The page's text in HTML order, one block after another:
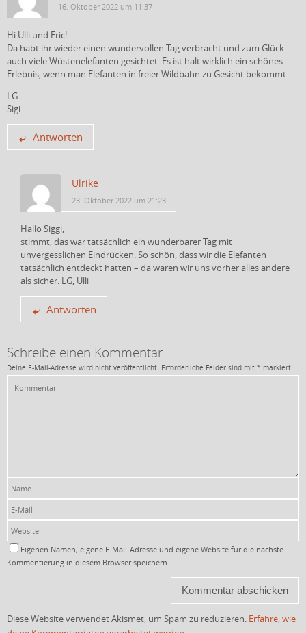
16. Oktober 2022 um 11:37
Hi Ulli und Eric!
Da habt ihr wieder einen wundervollen Tag verbracht und zum Glück
auch viele Wüstenelefanten gesichtet. Es ist halt wirklich ein schönes
Erlebnis, wenn man Elefanten in freier Wildbahn zu Gesicht bekommt.
LG
Sigi
Antworten
Ulrike
23. Oktober 2022 um 21:23
Hallo Siggi,
stimmt, das war tatsächlich ein wunderbarer Tag mit
unvergesslichen Eindrücken. So schön, dass wir die Elefanten
tatsächlich entdeckt hatten – da waren wir uns vorher alles andere
als sicher. LG, Ulli
Antworten
Schreibe einen Kommentar
Deine E-Mail-Adresse wird nicht veröffentlicht. Erforderliche Felder sind mit * markiert
Eigenen Namen, eigene E-Mail-Adresse und eigene Website für die nächste
Kommentierung in diesem Browser speichern.
Diese Website verwendet Akismet, um Spam zu reduzieren. Erfahre, wie